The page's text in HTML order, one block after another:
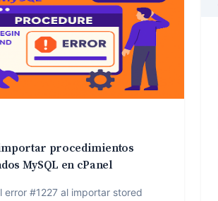
procedimientos
MySQL en cPanel
error #1227 al importar stored